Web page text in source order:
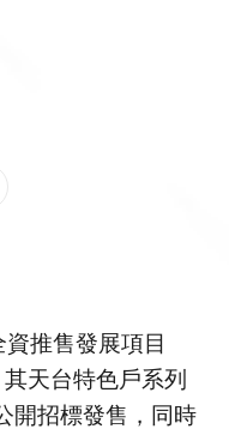
推售發展項目
天台特色戶系列
招標發售，同時